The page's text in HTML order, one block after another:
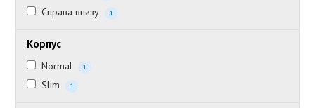
Справа внизу 1
Корпус
Normal 1
Slim 1